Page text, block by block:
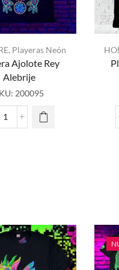
, Playeras Neón
Ajolote Rey
Alebrije
200095
Playera